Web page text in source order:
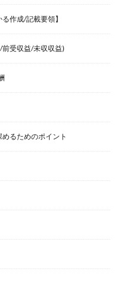
作成/記載要領】
受収益/未収収益)
るためのポイント